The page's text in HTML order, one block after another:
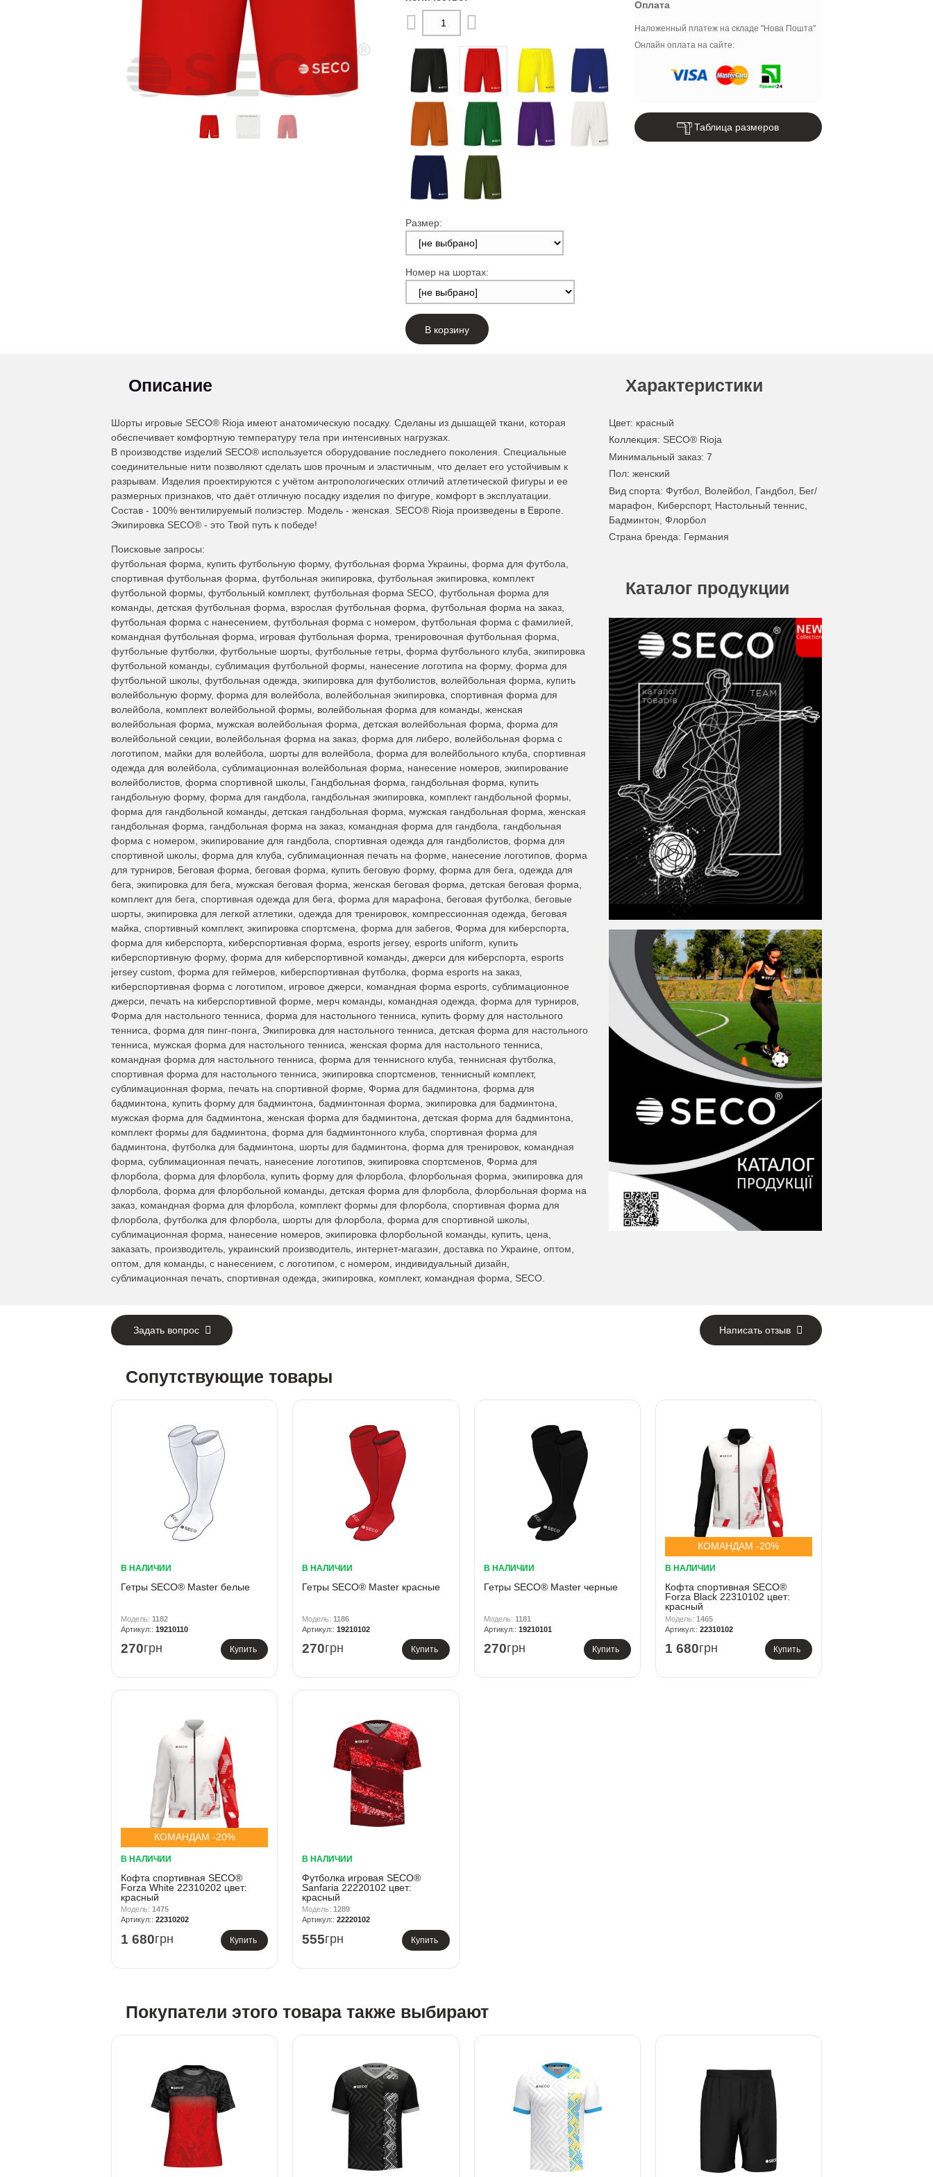
Размер:
Номер на шортах:
В корзину
Оплата
Наложенный платеж на складе "Нова Пошта"
Онлайн оплата на сайте:
Таблица размеров
Описание
Шорты игровые SECO® Rioja имеют анатомическую посадку. Сделаны из дышащей ткани, которая
обеспечивает комфортную температуру тела при интенсивных нагрузках.
В производстве изделий SECO® используется оборудование последнего поколения. Специальные
соединительные нити позволяют сделать шов прочным и эластичным, что делает его устойчивым к
разрывам. Изделия проектируются с учётом антропологических отличий атлетической фигуры и ее
размерных признаков, что даёт отличную посадку изделия по фигуре, комфорт в эксплуатации.
Состав - 100% вентилируемый полиэстер. Модель - женская. SECO® Rioja произведены в Европе.
Экипировка SECO® - это Твой путь к победе!
Поисковые запросы:
футбольная форма, купить футбольную форму, футбольная форма Украины, форма для футбола,
спортивная футбольная форма, футбольная экипировка, футбольная экипировка, комплект
футбольной формы, футбольный комплект, футбольная форма SECO, футбольная форма для
команды, детская футбольная форма, взрослая футбольная форма, футбольная форма на заказ,
футбольная форма с нанесением, футбольная форма с номером, футбольная форма с фамилией,
командная футбольная форма, игровая футбольная форма, тренировочная футбольная форма,
футбольные футболки, футбольные шорты, футбольные гетры, форма футбольного клуба, экипировка
футбольной команды, сублимация футбольной формы, нанесение логотипа на форму, форма для
футбольной школы, футбольная одежда, экипировка для футболистов, волейбольная форма, купить
волейбольную форму, форма для волейбола, волейбольная экипировка, спортивная форма для
волейбола, комплект волейбольной формы, волейбольная форма для команды, женская
волейбольная форма, мужская волейбольная форма, детская волейбольная форма, форма для
волейбольной секции, волейбольная форма на заказ, форма для либеро, волейбольная форма с
логотипом, майки для волейбола, шорты для волейбола, форма для волейбольного клуба, спортивная
одежда для волейбола, сублимационная волейбольная форма, нанесение номеров, экипирование
волейболистов, форма спортивной школы, Гандбольная форма, гандбольная форма, купить
гандбольную форму, форма для гандбола, гандбольная экипировка, комплект гандбольной формы,
форма для гандбольной команды, детская гандбольная форма, мужская гандбольная форма, женская
гандбольная форма, гандбольная форма на заказ, командная форма для гандбола, гандбольная
форма с номером, экипирование для гандбола, спортивная одежда для гандболистов, форма для
спортивной школы, форма для клуба, сублимационная печать на форме, нанесение логотипов, форма
для турниров, Беговая форма, беговая форма, купить беговую форму, форма для бега, одежда для
бега, экипировка для бега, мужская беговая форма, женская беговая форма, детская беговая форма,
комплект для бега, спортивная одежда для бега, форма для марафона, беговая футболка, беговые
шорты, экипировка для легкой атлетики, одежда для тренировок, компрессионная одежда, беговая
майка, спортивный комплект, экипировка спортсмена, форма для забегов, Форма для киберспорта,
форма для киберспорта, киберспортивная форма, esports jersey, esports uniform, купить
киберспортивную форму, форма для киберспортивной команды, джерси для киберспорта, esports
jersey custom, форма для геймеров, киберспортивная футболка, форма esports на заказ,
киберспортивная форма с логотипом, игровое джерси, командная форма esports, сублимационное
джерси, печать на киберспортивной форме, мерч команды, командная одежда, форма для турниров,
Форма для настольного тенниса, форма для настольного тенниса, купить форму для настольного
тенниса, форма для пинг-понга, Экипировка для настольного тенниса, детская форма для настольного
тенниса, мужская форма для настольного тенниса, женская форма для настольного тенниса,
командная форма для настольного тенниса, форма для теннисного клуба, теннисная футболка,
спортивная форма для настольного тенниса, экипировка спортсменов, теннисный комплект,
сублимационная форма, печать на спортивной форме, Форма для бадминтона, форма для
бадминтона, купить форму для бадминтона, бадминтонная форма, экипировка для бадминтона,
мужская форма для бадминтона, женская форма для бадминтона, детская форма для бадминтона,
комплект формы для бадминтона, форма для бадминтонного клуба, спортивная форма для
бадминтона, футболка для бадминтона, шорты для бадминтона, форма для тренировок, командная
форма, сублимационная печать, нанесение логотипов, экипировка спортсменов, Форма для
флорбола, форма для флорбола, купить форму для флорбола, флорбольная форма, экипировка для
флорбола, форма для флорбольной команды, детская форма для флорбола, флорбольная форма на
заказ, командная форма для флорбола, комплект формы для флорбола, спортивная форма для
флорбола, футболка для флорбола, шорты для флорбола, форма для спортивной школы,
сублимационная форма, нанесение номеров, экипировка флорбольной команды, купить, цена,
заказать, производитель, украинский производитель, интернет-магазин, доставка по Украине, оптом,
оптом, для команды, с нанесением, с логотипом, с номером, индивидуальный дизайн,
сублимационная печать, спортивная одежда, экипировка, комплект, командная форма, SECO.
Характеристики
Цвет: красный
Коллекция: SECO® Rioja
Минимальный заказ: 7
Пол: женский
Вид спорта: Футбол, Волейбол, Гандбол, Бег/
марафон, Киберспорт, Настольный теннис,
Бадминтон, Флорбол
Страна бренда: Германия
Каталог продукции
Задать вопрос Написать отзыв
Сопутствующие товары
В НАЛИЧИИ
Гетры SECO® Master белые
1182
19210110
270грн Купить
В НАЛИЧИИ
Гетры SECO® Master красные
1186
19210102
270грн Купить
В НАЛИЧИИ
Гетры SECO® Master черные
1181
19210101
270грн Купить
КОМАНДАМ -20%
В НАЛИЧИИ
Кофта спортивная SECO®
Forza Black 22310102 цвет:
красный
1465
22310102
1 680грн Купить
КОМАНДАМ -20%
В НАЛИЧИИ
Кофта спортивная SECO®
Forza White 22310202 цвет:
красный
1475
22310202
1 680грн Купить
В НАЛИЧИИ
Футболка игровая SECO®
Sanfaria 22220102 цвет:
красный
1289
22220102
555грн Купить
Покупатели этого товара также выбирают